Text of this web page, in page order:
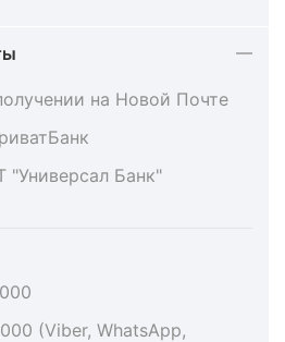
на Новой Почте
Банк"
(Viber, WhatsApp,